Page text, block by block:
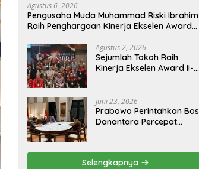
Agustus 6, 2026
Pengusaha Muda Muhammad Riski Ibrahim
Raih Penghargaan Kinerja Ekselen Award
Agustus 2, 2026
Sejumlah Tokoh Raih
Kinerja Ekselen Award II-
Juni 23, 2026
Prabowo Perintahkan Bos
Danantara Percepat
Ekonomi Baru
Selengkapnya